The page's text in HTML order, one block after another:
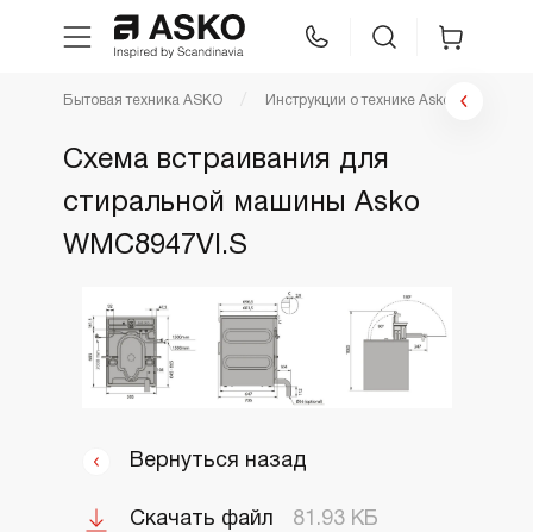
Техника для кухни
Asko Professional
Бытовая техника ASKO Инструкции о технике Asko
Схема встраивания для
стиральной машины Asko
WMC8947VI.S
Вернуться назад
Скачать файл 81.93 КБ